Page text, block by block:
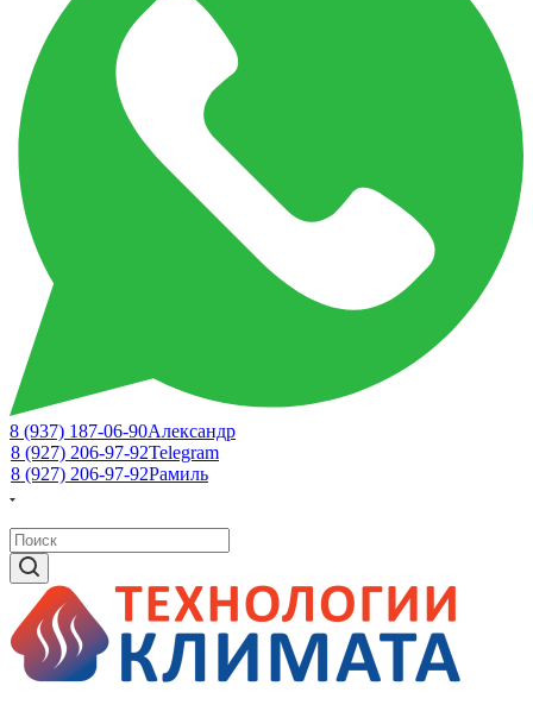
8 (937) 187-06-90Александр
8 (927) 206-97-92Telegram
8 (927) 206-97-92Рамиль